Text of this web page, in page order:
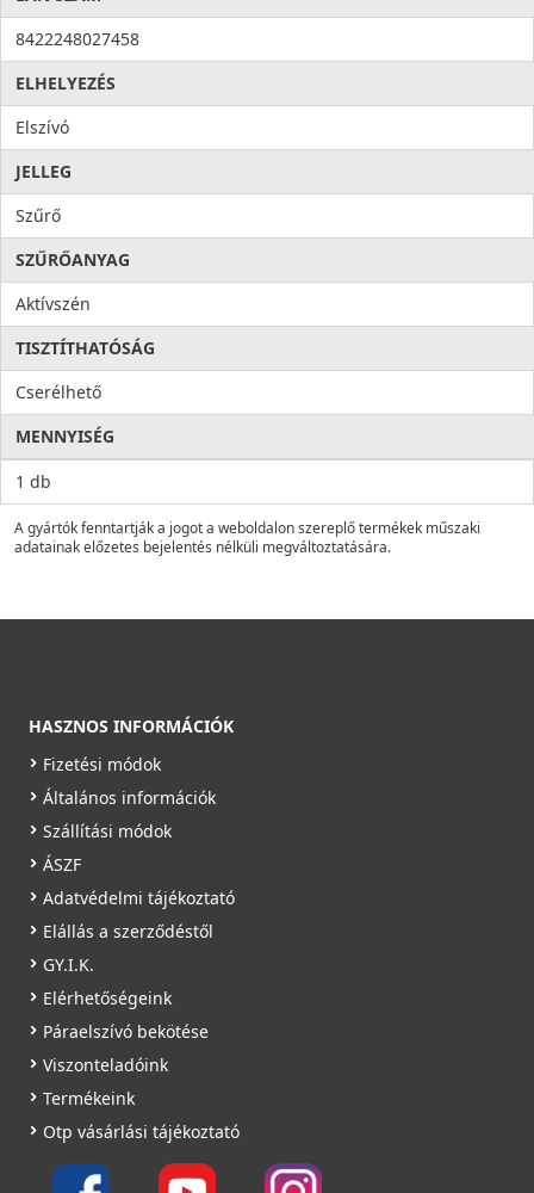
8422248027458
ELHELYEZÉS
Elszívó
JELLEG
Szűrő
SZŰRŐANYAG
Aktívszén
TISZTÍTHATÓSÁG
Cserélhető
MENNYISÉG
1 db
A gyártók fenntartják a jogot a weboldalon szereplő termékek műszaki
adatainak előzetes bejelentés nélküli megváltoztatására.
HASZNOS INFORMÁCIÓK
Fizetési módok
Általános információk
Szállítási módok
ÁSZF
Adatvédelmi tájékoztató
Elállás a szerződéstől
GY.I.K.
Elérhetőségeink
Páraelszívó bekötése
Viszonteladóink
Termékeink
Otp vásárlási tájékoztató